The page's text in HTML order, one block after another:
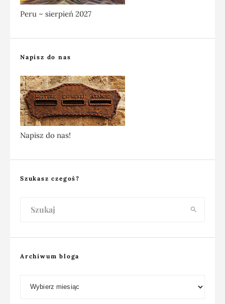
Peru – sierpień 2027
Napisz do nas
Napisz do nas!
Szukasz czegoś?
Archiwum bloga